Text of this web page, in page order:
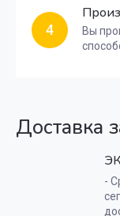
4
Вы
Доставка
-